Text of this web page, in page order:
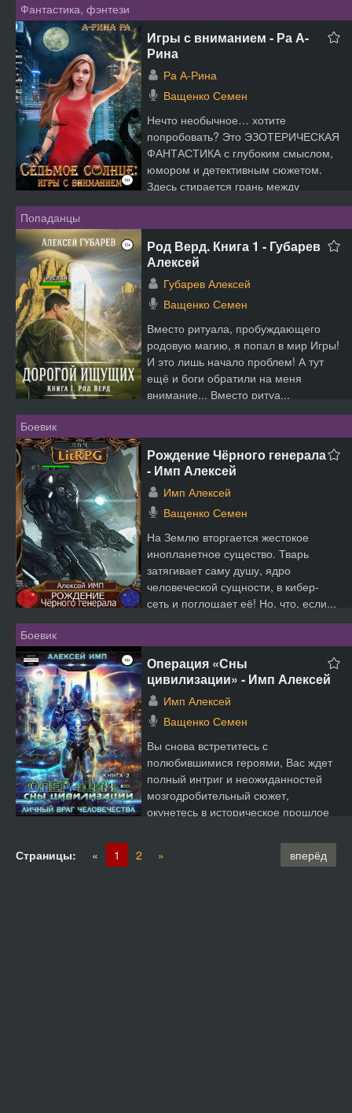
Фантастика, фэнтези
Игры с вниманием - Ра А-
Рина
Ра А-Рина
Ващенко Семен
Нечто необычное… хотите
попробовать? Это ЭЗОТЕРИЧЕСКАЯ
ФАНТАСТИКА с глубоким смыслом,
юмором и детективным сюжетом.
Здесь стирается грань между
фантаз...
Попаданцы
Род Верд. Книга 1 - Губарев
Алексей
Губарев Алексей
Ващенко Семен
Вместо ритуала, пробуждающего
родовую магию, я попал в мир Игры!
И это лишь начало проблем! А тут
ещё и боги обратили на меня
внимание... Вместо ритуа...
Боевик
Рождение Чёрного генерала
- Имп Алексей
Имп Алексей
Ващенко Семен
На Землю вторгается жестокое
инопланетное существо. Тварь
затягивает саму душу, ядро
человеческой сущности, в кибер-
сеть и поглощает её! Но, что, если...
Боевик
Операция «Сны
цивилизации» - Имп Алексей
Имп Алексей
Ващенко Семен
Вы снова встретитесь с
полюбившимися героями, Вас ждет
полный интриг и неожиданностей
мозгодробительный сюжет,
окунетесь в историческое прошлое
вперёд
Страницы: « 1 2 »